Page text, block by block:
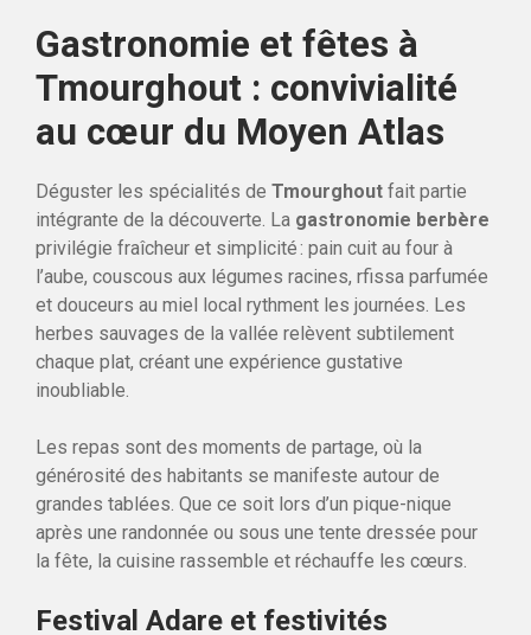
Gastronomie et fêtes à
Tmourghout : convivialité
au cœur du Moyen Atlas
Déguster les spécialités de Tmourghout fait partie
intégrante de la découverte. La gastronomie berbère
privilégie fraîcheur et simplicité : pain cuit au four à
l’aube, couscous aux légumes racines, rfissa parfumée
et douceurs au miel local rythment les journées. Les
herbes sauvages de la vallée relèvent subtilement
chaque plat, créant une expérience gustative
inoubliable.
Les repas sont des moments de partage, où la
générosité des habitants se manifeste autour de
grandes tablées. Que ce soit lors d’un pique-nique
après une randonnée ou sous une tente dressée pour
la fête, la cuisine rassemble et réchauffe les cœurs.
Festival Adare et festivités